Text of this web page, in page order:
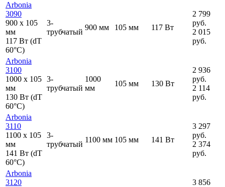
Arbonia
3090
900 x 105
мм
117 Вт (dT
60°C)
3-
трубчатый
900 мм 105 мм 117 Вт
2 799
руб.
2 015
руб.
Arbonia
3100
1000 x 105
мм
130 Вт (dT
60°C)
3-
трубчатый
1000
мм
105 мм 130 Вт
2 936
руб.
2 114
руб.
Arbonia
3110
1100 x 105
мм
141 Вт (dT
60°C)
3-
трубчатый
1100 мм 105 мм 141 Вт
3 297
руб.
2 374
руб.
Arbonia
3120
3 856